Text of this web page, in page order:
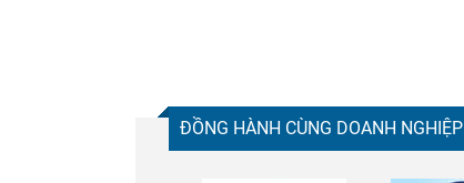
ĐỒNG HÀNH CÙNG DOANH NGHIỆP